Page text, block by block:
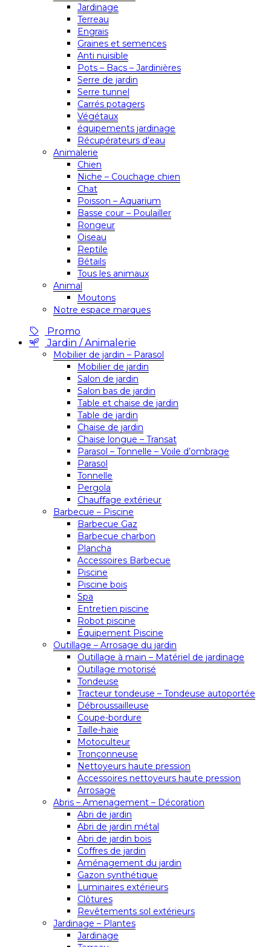
Jardinage
Terreau
Engrais
Graines et semences
Anti nuisible
Pots – Bacs – Jardinières
Serre de jardin
Serre tunnel
Carrés potagers
Végétaux
équipements jardinage
Récupérateurs d’eau
Animalerie
Chien
Niche – Couchage chien
Chat
Poisson – Aquarium
Basse cour – Poulailler
Rongeur
Oiseau
Reptile
Bétails
Tous les animaux
Animal
Moutons
Notre espace marques
Promo
Jardin / Animalerie
Mobilier de jardin – Parasol
Mobilier de jardin
Salon de jardin
Salon bas de jardin
Table et chaise de jardin
Table de jardin
Chaise de jardin
Chaise longue – Transat
Parasol – Tonnelle – Voile d’ombrage
Parasol
Tonnelle
Pergola
Chauffage extérieur
Barbecue – Piscine
Barbecue Gaz
Barbecue charbon
Plancha
Accessoires Barbecue
Piscine
Piscine bois
Spa
Entretien piscine
Robot piscine
Équipement Piscine
Outillage – Arrosage du jardin
Outillage à main – Matériel de jardinage
Outillage motorisé
Tondeuse
Tracteur tondeuse – Tondeuse autoportée
Débroussailleuse
Coupe-bordure
Taille-haie
Motoculteur
Tronçonneuse
Nettoyeurs haute pression
Accessoires nettoyeurs haute pression
Arrosage
Abris – Amenagement – Décoration
Abri de jardin
Abri de jardin métal
Abri de jardin bois
Coffres de jardin
Aménagement du jardin
Gazon synthétique
Luminaires extérieurs
Clôtures
Revêtements sol extérieurs
Jardinage – Plantes
Jardinage